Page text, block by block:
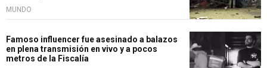
MUNDO
Famoso influencer fue asesinado a balazos
en plena transmisión en vivo y a pocos
metros de la Fiscalía